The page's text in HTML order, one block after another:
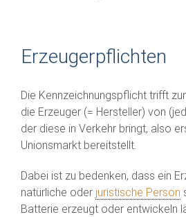
Erzeugerpflichten
Die Kennzeichnungspflicht trifft
die Erzeuger (= Hersteller) von
der diese in Verkehr bringt, also
Unionsmarkt bereitstellt.
Dabei ist zu bedenken, dass ein
natürliche oder juristische Person
Batterie erzeugt oder entwickeln